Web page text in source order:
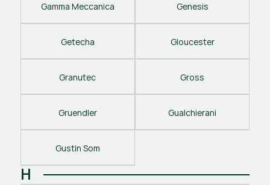
Gamma Meccanica Genesis
Getecha Gloucester
Granutec Gross
Gruendler Gualchierani
Gustin Som
H